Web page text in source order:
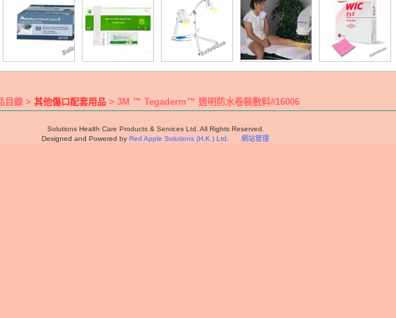
目錄 > 其他傷口配套用品 > 3M ™ Tegaderm™ 透明防水卷裝敷料#16006
Solutions Health Care Products & Services Ltd. All Rights Reserved.
Designed and Powered by Red Apple Solutions (H.K.) Ltd. 網站管理